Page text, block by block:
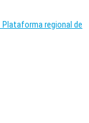
Plataforma regional de